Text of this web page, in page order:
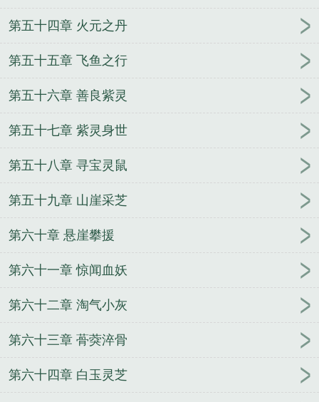
第五十四章 火元之丹
第五十五章 飞鱼之行
第五十六章 善良紫灵
第五十七章 紫灵身世
第五十八章 寻宝灵鼠
第五十九章 山崖采芝
第六十章 悬崖攀援
第六十一章 惊闻血妖
第六十二章 淘气小灰
第六十三章 蓇葖淬骨
第六十四章 白玉灵芝